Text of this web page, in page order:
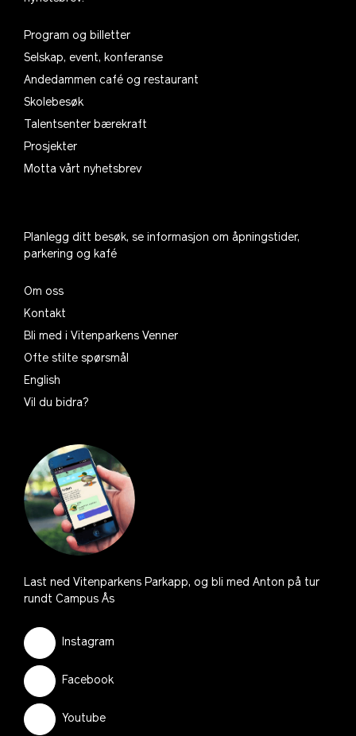
Program og billetter
Selskap, event, konferanse
Andedammen café og restaurant
Skolebesøk
Talentsenter bærekraft
Prosjekter
Motta vårt nyhetsbrev
Planlegg ditt besøk, se informasjon om åpningstider,
parkering og kafé
Om oss
Kontakt
Bli med i Vitenparkens Venner
Ofte stilte spørsmål
English
Vil du bidra?
Last ned Vitenparkens Parkapp, og bli med Anton på tur
rundt Campus Ås
Instagram
Facebook
Youtube